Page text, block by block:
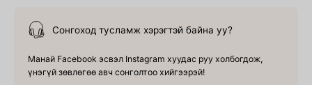
Сонгоход тусламж хэрэгтэй байна уу?
Манай Facebook эсвэл Instagram хуудас руу холбогдож,
үнэгүй зөвлөгөө авч сонголтоо хийгээрэй!